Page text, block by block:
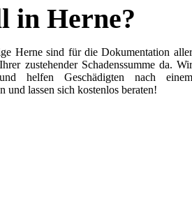
in Herne?
Herne sind für die Dokumentation aller
zustehender Schadenssumme da. Wir
helfen Geschädigten nach einem
und lassen sich kostenlos beraten!